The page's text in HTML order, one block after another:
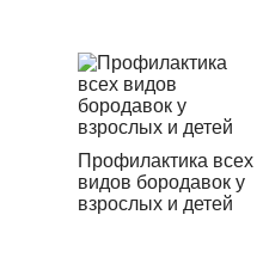
Профилактика всех
видов бородавок у
взрослых и детей